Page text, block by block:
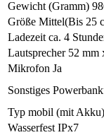
Gewicht (Gramm)
Größe Mittel(Bis 25
Ladezeit ca. 4
Lautsprecher52 mm
Mikrofon Ja
Sonstiges
Typ mobil (mit Akku)
Wasserfest IPx7